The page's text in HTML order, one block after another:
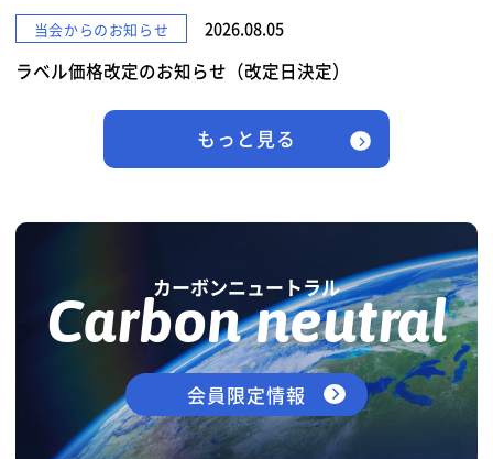
当会からのお知らせ 2026.08.05
ラベル価格改定のお知らせ（改定日決定）
もっと見る
カーボンニュートラル
Carbon neutral
会員限定情報